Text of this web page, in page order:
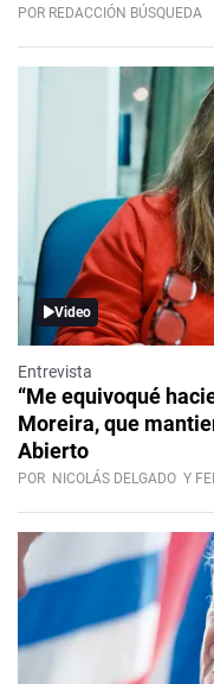
POR REDACCIÓN BÚSQUEDA
Video
Entrevista
“Me equivoqué
Moreira, que
Abierto
POR NICOLÁS DELGADO Y